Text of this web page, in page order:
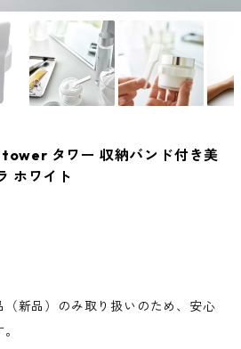
タワー 収納バンド付き美
ホワイト
新品）のみ取り扱いのため、安心